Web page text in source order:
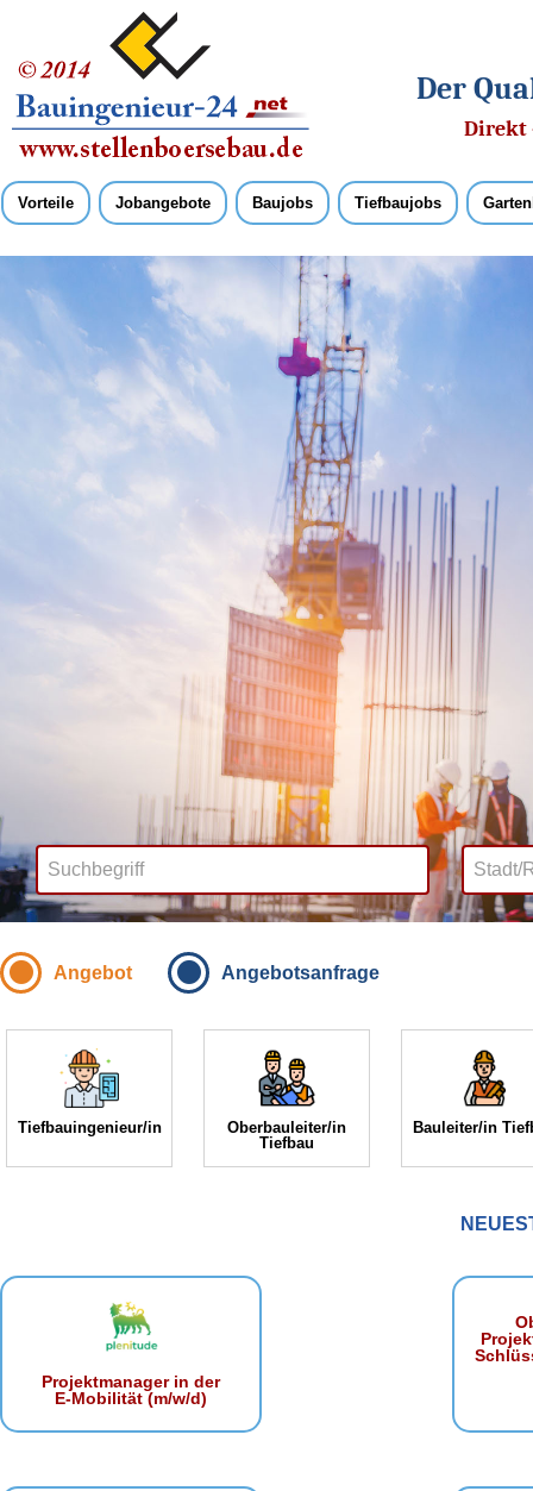
Der
Direkt
Vorteile Jobangebote Baujobs Tiefbaujobs
Angebot Angebotsanfrage
Tiefbauingenieur/in
Oberbauleiter/in
Tiefbau
Bauleiter/in
Projektmanager in der
E‑Mobilität (m/w/d)